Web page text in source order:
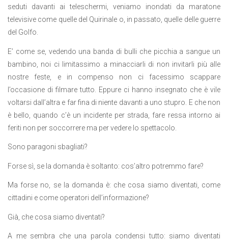
seduti davanti ai teleschermi, veniamo inondati da maratone
televisive come quelle del Quirinale o, in passato, quelle delle guerre
del Golfo.
E’ come se, vedendo una banda di bulli che picchia a sangue un
bambino, noi ci limitassimo a minacciarli di non invitarli più alle
nostre feste, e in compenso non ci facessimo scappare
l’occasione di filmare tutto. Eppure ci hanno insegnato che è vile
voltarsi dall’altra e far fina di niente davanti a uno stupro. E che non
è bello, quando c’è un incidente per strada, fare ressa intorno ai
feriti non per soccorrere ma per vedere lo spettacolo.
Sono paragoni sbagliati?
Forse sì, se la domanda è soltanto: cos’altro potremmo fare?
Ma forse no, se la domanda è: che cosa siamo diventati, come
cittadini e come operatori dell’informazione?
Già, che cosa siamo diventati?
A me sembra che una parola condensi tutto: siamo diventati